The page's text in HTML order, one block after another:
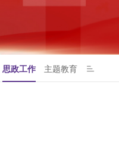
思政工作 主题教育